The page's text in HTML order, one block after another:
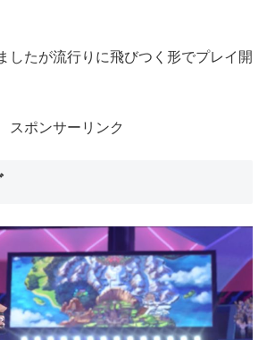
したが流行りに飛びつく形でプレイ開
スポンサーリンク